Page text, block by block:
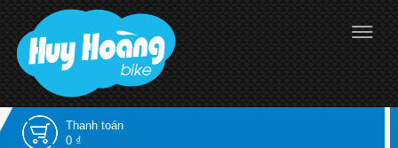
Thanh toán
0 ₫